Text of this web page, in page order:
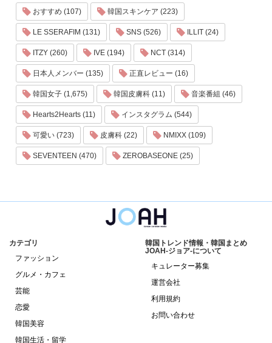
おすすめ (107) 韓国スキンケア (223)
LE SSERAFIM (131) SNS (526) ILLIT (24)
ITZY (260) IVE (194) NCT (314)
日本人メンバー (135) 正直レビュー (16)
韓国女子 (1,675) 韓国皮膚科 (11) 音楽番組 (46)
Hearts2Hearts (11) インスタグラム (544)
可愛い (723) 皮膚科 (22) NMIXX (109)
SEVENTEEN (470) ZEROBASEONE (25)
カテゴリ
ファッション
グルメ・カフェ
芸能
恋愛
韓国美容
韓国生活・留学
韓国トレンド情報・韓国まとめ
JOAH-ジョア-について
キュレーター募集
運営会社
利用規約
お問い合わせ